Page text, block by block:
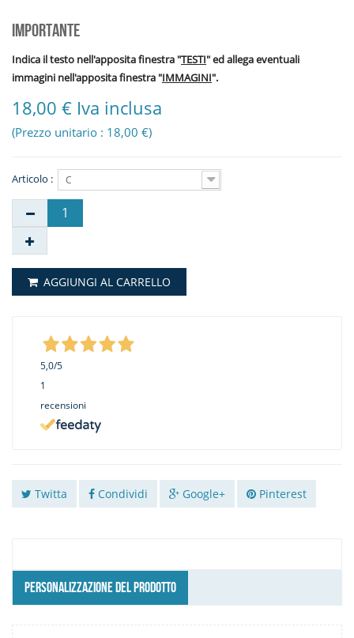
IMPORTANTE
Indica il testo nell'apposita finestra "TESTI" ed allega eventuali
immagini nell'apposita finestra "IMMAGINI".
18,00 € Iva inclusa
(Prezzo unitario : 18,00 €)
Articolo : C
AGGIUNGI AL CARRELLO
5,0/5
1
recensioni
Twitta Condividi Google+ Pinterest
PERSONALIZZAZIONE DEL PRODOTTO